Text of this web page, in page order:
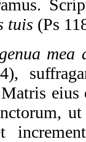
tuis (Ps
mea